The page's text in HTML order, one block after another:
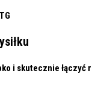
i skutecznie łączyć